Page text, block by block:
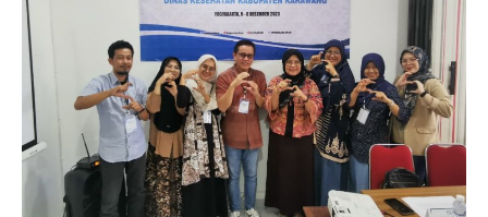
SKPD
Dinas
Kesehatan
Kabupaten
Karawang